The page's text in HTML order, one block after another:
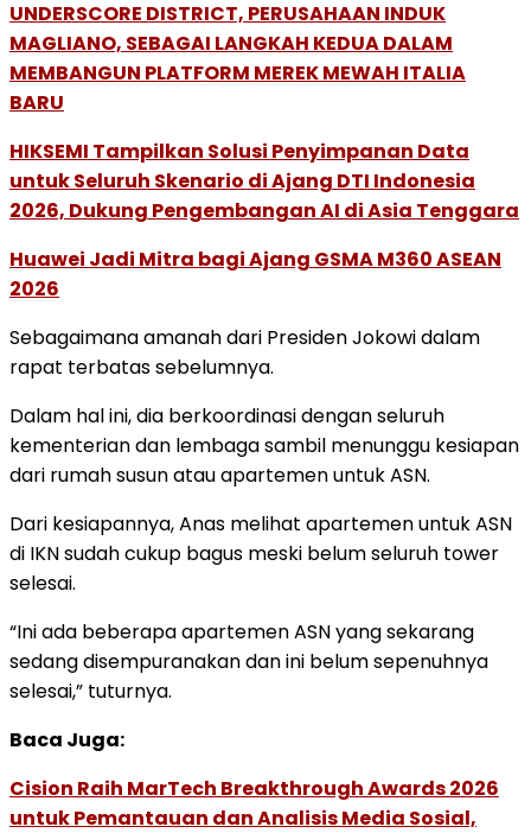
UNDERSCORE DISTRICT, PERUSAHAAN INDUK
MAGLIANO, SEBAGAI LANGKAH KEDUA DALAM
MEMBANGUN PLATFORM MEREK MEWAH ITALIA
BARU
HIKSEMI Tampilkan Solusi Penyimpanan Data
untuk Seluruh Skenario di Ajang DTI Indonesia
2026, Dukung Pengembangan AI di Asia Tenggara
Huawei Jadi Mitra bagi Ajang GSMA M360 ASEAN
2026
Sebagaimana amanah dari Presiden Jokowi dalam
rapat terbatas sebelumnya.
Dalam hal ini, dia berkoordinasi dengan seluruh
kementerian dan lembaga sambil menunggu kesiapan
dari rumah susun atau apartemen untuk ASN.
Dari kesiapannya, Anas melihat apartemen untuk ASN
di IKN sudah cukup bagus meski belum seluruh tower
selesai.
“Ini ada beberapa apartemen ASN yang sekarang
sedang disempuranakan dan ini belum sepenuhnya
selesai,” tuturnya.
Baca Juga:
Cision Raih MarTech Breakthrough Awards 2026
untuk Pemantauan dan Analisis Media Sosial,